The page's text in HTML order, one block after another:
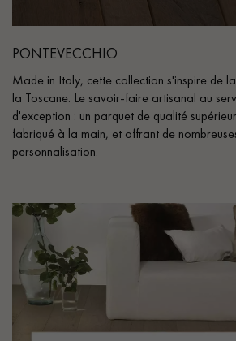
PONTEVECCHIO
Made in Italy, cette collection s'inspire de
la Toscane. Le savoir-faire artisanal au
d'exception : un parquet de qualité
fabriqué à la main, et offrant de
personnalisation.